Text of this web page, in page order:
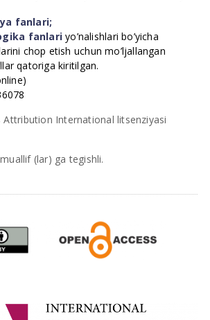
fanlari;
fanlari yo’nalishlari bo’yicha
chop etish uchun mo’ljallangan
qatoriga kiritilgan.
Attribution International litsenziyasi
(lar) ga tegishli.